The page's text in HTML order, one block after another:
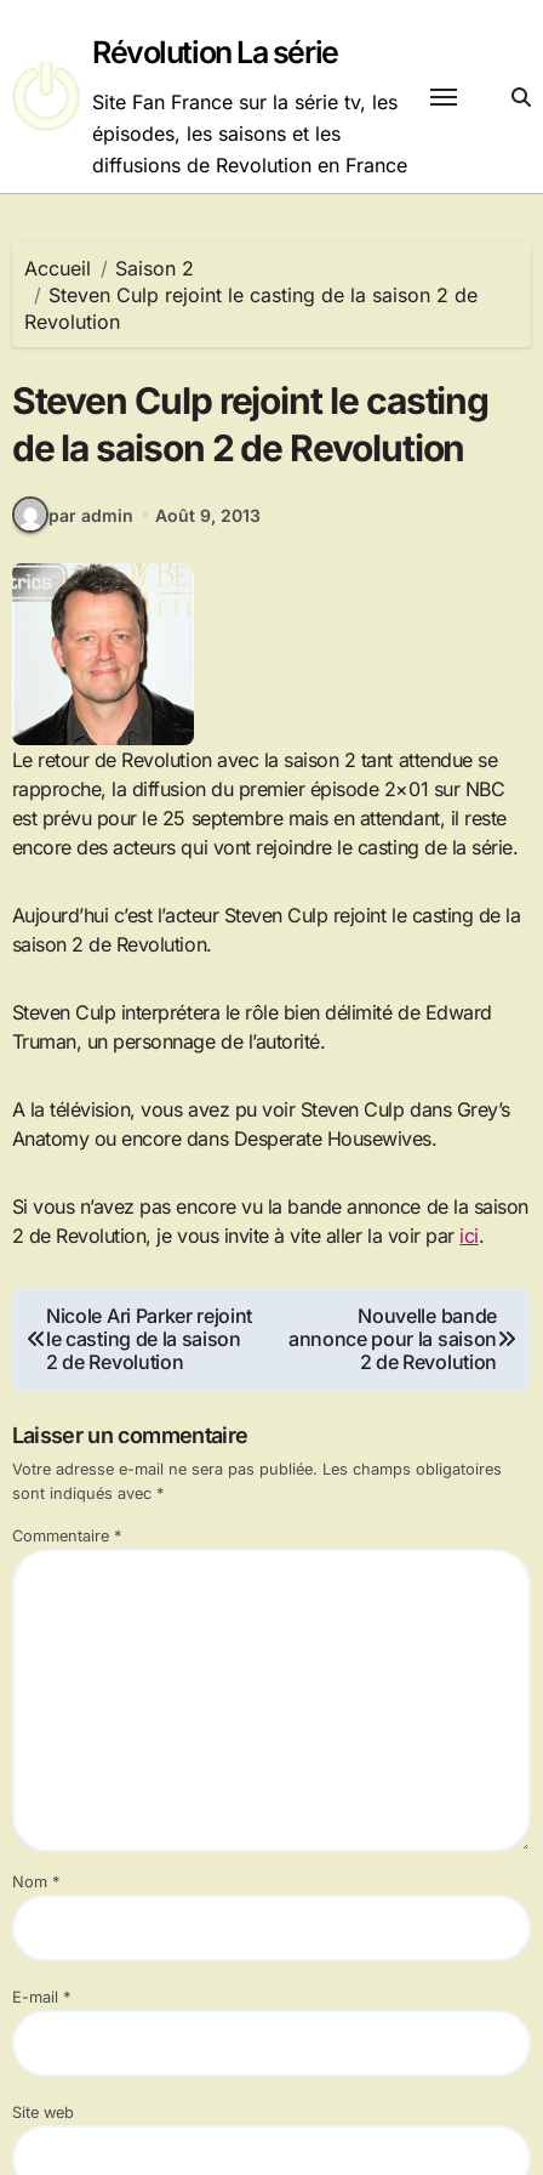
contenu
Révolution La série
Site Fan France sur la série tv, les
épisodes, les saisons et les
diffusions de Revolution en France
Accueil
Saison 2
Steven Culp rejoint le casting de la saison 2 de
Revolution
Steven Culp rejoint le casting
de la saison 2 de Revolution
par admin Août 9, 2013
Le retour de Revolution avec la saison 2 tant attendue se
rapproche, la diffusion du premier épisode 2×01 sur NBC
est prévu pour le 25 septembre mais en attendant, il reste
encore des acteurs qui vont rejoindre le casting de la série.
Aujourd’hui c’est l’acteur Steven Culp rejoint le casting de la
saison 2 de Revolution.
Steven Culp interprétera le rôle bien délimité de Edward
Truman, un personnage de l’autorité.
A la télévision, vous avez pu voir Steven Culp dans Grey’s
Anatomy ou encore dans Desperate Housewives.
Si vous n’avez pas encore vu la bande annonce de la saison
2 de Revolution, je vous invite à vite aller la voir par ici.
Navigation
de
l’article
Nicole Ari Parker rejoint
le casting de la saison
2 de Revolution
Nouvelle bande
annonce pour la saison
2 de Revolution
Laisser un commentaire
Votre adresse e-mail ne sera pas publiée. Les champs obligatoires
sont indiqués avec *
Commentaire *
Nom *
E-mail *
Site web